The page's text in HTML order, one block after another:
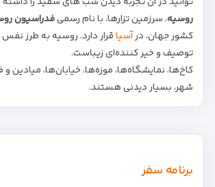
روسیه، سرزمین تزارها، با نام رسمیفدراسیون
کشور جهان، درآسیاقرار دارد. روسیه به طرز نفس
توصیف و خیر کننده‌ای زیباست.
کاخ‌ها، نمایشگاه‌ها، موزه‌ها، خیابان‌ها، میادین
شهر، بسیار دیدنی هستند.
برنامه سفر